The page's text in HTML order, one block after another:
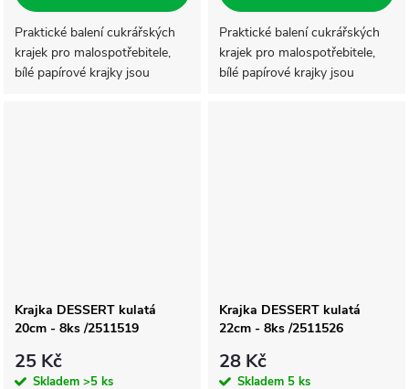
Praktické balení cukrářských
krajek pro malospotřebitele,
bílé papírové krajky jsou
Praktické balení cukrářských
krajek pro malospotřebitele,
bílé papírové krajky jsou
Krajka DESSERT kulatá
20cm - 8ks /2511519
25 Kč
Skladem >5 ks
Krajka DESSERT kulatá
22cm - 8ks /2511526
28 Kč
Skladem 5 ks